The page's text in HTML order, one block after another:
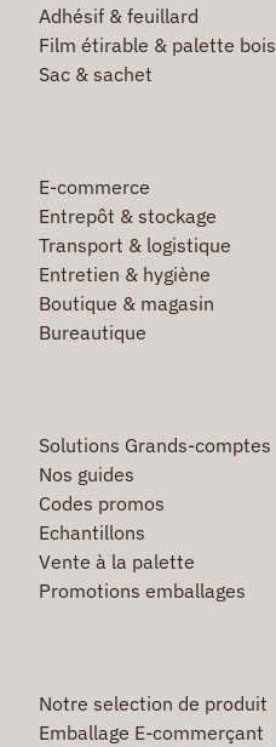
Adhésif & feuillard
Film étirable & palette bois
Sac & sachet
E-commerce
Entrepôt & stockage
Transport & logistique
Entretien & hygiène
Boutique & magasin
Bureautique
Solutions Grands-comptes
Nos guides
Codes promos
Echantillons
Vente à la palette
Promotions emballages
Notre selection de produit
Emballage E-commerçant